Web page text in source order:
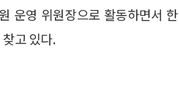
운영 위원장으로 활동하면서 한
고 있다.